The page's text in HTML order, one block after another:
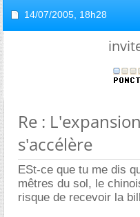
14/07/2005, 18h28
Re :
s'accélère
ESt-ce que tu me dis
mêtres du sol, le
risque de recevoir la